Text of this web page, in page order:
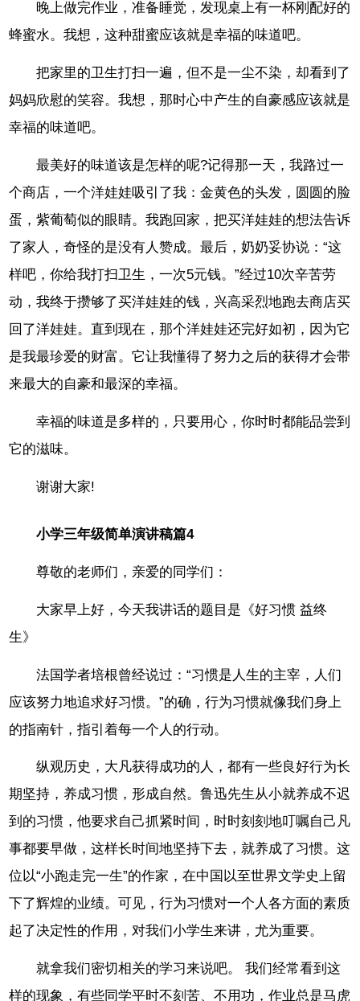
晚上做完作业，准备睡觉，发现桌上有一杯刚配好的
蜂蜜水。我想，这种甜蜜应该就是幸福的味道吧。
把家里的卫生打扫一遍，但不是一尘不染，却看到了
妈妈欣慰的笑容。我想，那时心中产生的自豪感应该就是
幸福的味道吧。
最美好的味道该是怎样的呢?记得那一天，我路过一
个商店，一个洋娃娃吸引了我：金黄色的头发，圆圆的脸
蛋，紫葡萄似的眼睛。我跑回家，把买洋娃娃的想法告诉
了家人，奇怪的是没有人赞成。最后，奶奶妥协说：“这
样吧，你给我打扫卫生，一次5元钱。”经过10次辛苦劳
动，我终于攒够了买洋娃娃的钱，兴高采烈地跑去商店买
回了洋娃娃。直到现在，那个洋娃娃还完好如初，因为它
是我最珍爱的财富。它让我懂得了努力之后的获得才会带
来最大的自豪和最深的幸福。
幸福的味道是多样的，只要用心，你时时都能品尝到
它的滋味。
谢谢大家!
小学三年级简单演讲稿篇4
尊敬的老师们，亲爱的同学们：
大家早上好，今天我讲话的题目是《好习惯 益终
生》
法国学者培根曾经说过：“习惯是人生的主宰，人们
应该努力地追求好习惯。”的确，行为习惯就像我们身上
的指南针，指引着每一个人的行动。
纵观历史，大凡获得成功的人，都有一些良好行为长
期坚持，养成习惯，形成自然。鲁迅先生从小就养成不迟
到的习惯，他要求自己抓紧时间，时时刻刻地叮嘱自己凡
事都要早做，这样长时间地坚持下去，就养成了习惯。这
位以“小跑走完一生”的作家，在中国以至世界文学史上留
下了辉煌的业绩。可见，行为习惯对一个人各方面的素质
起了决定性的作用，对我们小学生来讲，尤为重要。
就拿我们密切相关的学习来说吧。 我们经常看到这
样的现象，有些同学平时不刻苦、不用功，作业总是马虎